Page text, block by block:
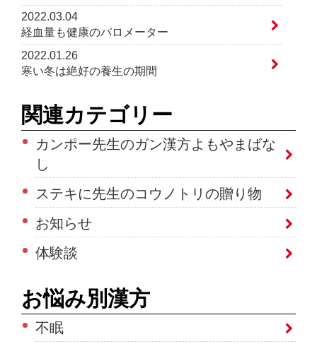
2022.03.04
経血量も健康のバロメーター
2022.01.26
寒い冬は絶好の養生の期間
関連カテゴリー
カンポー先生のガン漢方よもやまばな
し
ステキに先生のコウノトリの贈り物
お知らせ
体験談
お悩み別漢方
不眠